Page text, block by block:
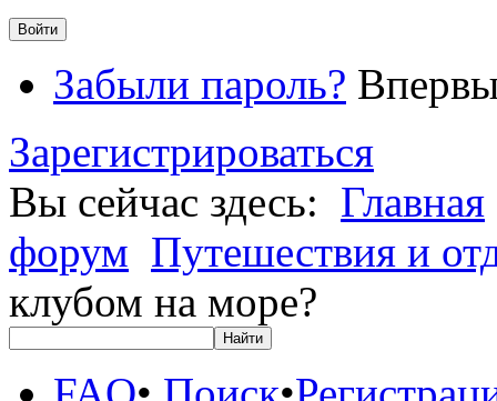
Забыли пароль?
Зарегистрироваться
Вы сейчас здесь: Главная
форум Путешествия и
клубом на море?